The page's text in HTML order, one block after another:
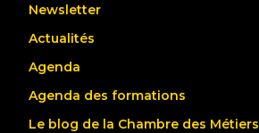
Newsletter
Actualités
Agenda
Agenda des formations
Le blog de la Chambre des Métiers